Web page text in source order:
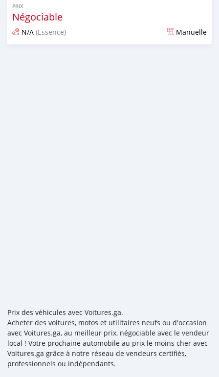
PRIX
Négociable
N/A (Essence) Manuelle
Prix des véhicules avec Voitures.ga.
Acheter des voitures, motos et utilitaires neufs ou d'occasion
avec Voitures.ga, au meilleur prix, négociable avec le vendeur
local ! Votre prochaine automobile au prix le moins cher avec
Voitures.ga grâce à notre réseau de vendeurs certifiés,
professionnels ou indépendants.